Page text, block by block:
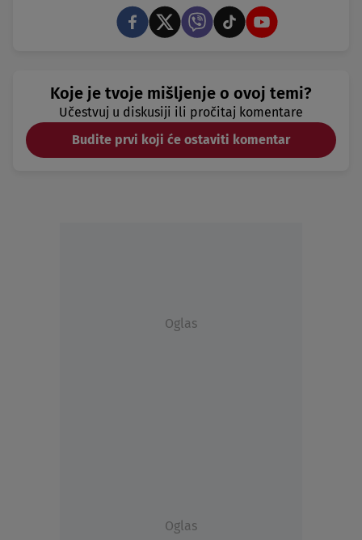
Koje je tvoje mišljenje o ovoj temi?
Učestvuj u diskusiji ili pročitaj komentare
Budite prvi koji će ostaviti komentar
Oglas
Oglas